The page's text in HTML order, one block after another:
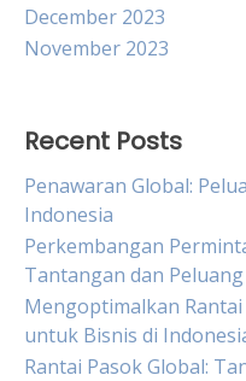
December 2023
November 2023
Recent Posts
Penawaran Global:
Indonesia
Perkembangan
Tantangan dan Peluang
Mengoptimalkan
untuk Bisnis di
Rantai Pasok Global: